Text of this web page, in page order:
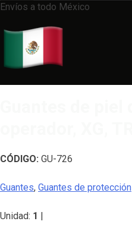
Envíos a todo México
CÓDIGO: GU-726
Guantes, Guantes de protección
Unidad: 1 |